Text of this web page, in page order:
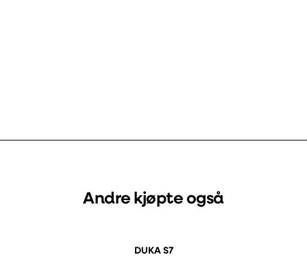
Andre kjøpte også
DUKA S7